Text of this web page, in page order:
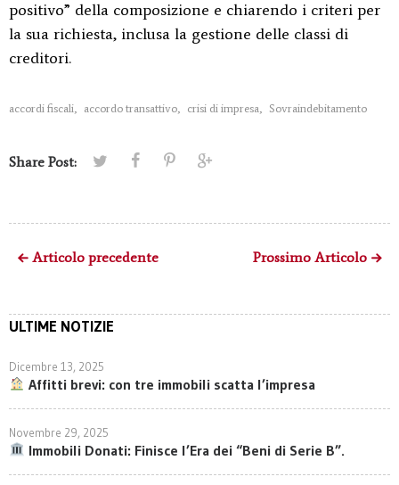
positivo” della composizione e chiarendo i criteri per
la sua richiesta, inclusa la gestione delle classi di
creditori.
accordi fiscali accordo transattivo crisi di impresa Sovraindebitamento
Share Post:
Articolo precedente Prossimo Articolo
ULTIME NOTIZIE
Dicembre 13, 2025
Affitti brevi: con tre immobili scatta l’impresa
Novembre 29, 2025
Immobili Donati: Finisce l’Era dei “Beni di Serie B”.